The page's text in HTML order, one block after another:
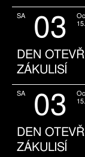
SA 03
DEN
ZÁKULISÍ
SA 03
DEN
ZÁKULISÍ